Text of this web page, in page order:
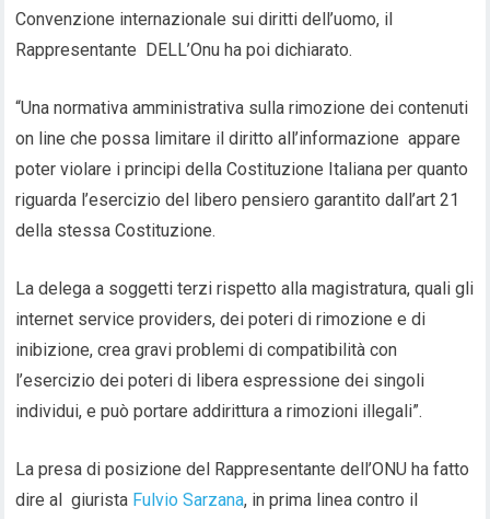
Convenzione internazionale sui diritti dell’uomo, il
Rappresentante DELL’Onu ha poi dichiarato.
“Una normativa amministrativa sulla rimozione dei contenuti
on line che possa limitare il diritto all’informazione appare
poter violare i principi della Costituzione Italiana per quanto
riguarda l’esercizio del libero pensiero garantito dall’art 21
della stessa Costituzione.
La delega a soggetti terzi rispetto alla magistratura, quali gli
internet service providers, dei poteri di rimozione e di
inibizione, crea gravi problemi di compatibilità con
l’esercizio dei poteri di libera espressione dei singoli
individui, e può portare addirittura a rimozioni illegali”.
La presa di posizione del Rappresentante dell’ONU ha fatto
dire al giurista Fulvio Sarzana, in prima linea contro il